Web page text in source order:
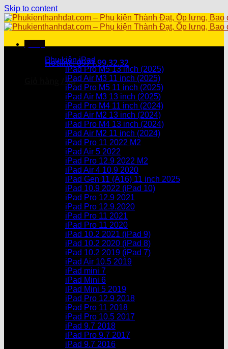
Skip to content
Hotline: 0971.99.32.32
Giỏ hàng /0₫
Chưa có sản phẩm trong giỏ hàng.
Chưa có sản phẩm trong giỏ hàng.
Danh mục sản phẩm
Phụ kiện iPad
iPad Pro M5 13 inch (2025)
iPad Air M3 11 inch (2025)
iPad Pro M5 11 inch (2025)
iPad Air M3 13 inch (2025)
iPad Pro M4 11 inch (2024)
iPad Air M2 13 inch (2024)
iPad Pro M4 13 inch (2024)
iPad Air M2 11 inch (2024)
iPad Pro 11 2022 M2
iPad Air 5 2022
iPad Pro 12.9 2022 M2
iPad Air 4 10.9 2020
iPad Gen 11 (A16) 11 inch 2025
iPad 10.9 2022 (iPad 10)
iPad Pro 12.9 2021
iPad Pro 12.9.2020
iPad Pro 11 2021
iPad Pro 11 2020
iPad 10.2 2021 (iPad 9)
iPad 10.2 2020 (iPad 8)
iPad 10.2 2019 (iPad 7)
iPad Air 10.5 2019
iPad mini 7
iPad Mini 6
iPad Mini 5 2019
iPad Pro 12.9 2018
iPad Pro 11 2018
iPad Pro 10.5 2017
iPad 9.7 2018
iPad Pro 9.7 2017
iPad 9.7 2016